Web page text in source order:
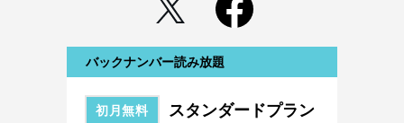
バックナンバー読み放題
初月無料 スタンダードプラン